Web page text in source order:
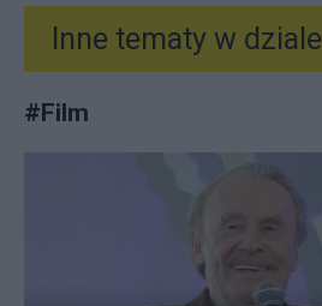
Inne tematy w dziale
#Film